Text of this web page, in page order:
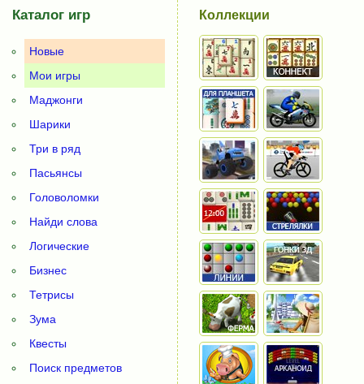
Каталог игр
Новые
Мои игры
Маджонги
Шарики
Три в ряд
Пасьянсы
Головоломки
Найди слова
Логические
Бизнес
Тетрисы
Зума
Квесты
Поиск предметов
Коллекции